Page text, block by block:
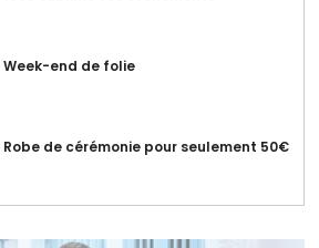
Week-end de folie
Robe de cérémonie pour seulement 50€